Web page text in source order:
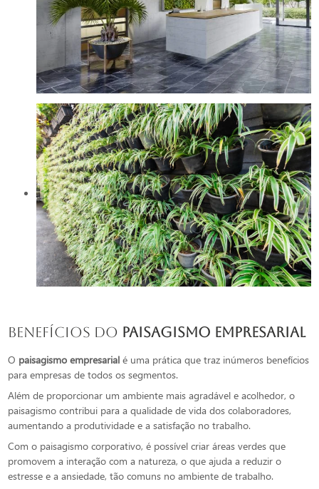
Benefícios do paisagismo empresarial
O paisagismo empresarial é uma prática que traz inúmeros benefícios
para empresas de todos os segmentos.
Além de proporcionar um ambiente mais agradável e acolhedor, o
paisagismo contribui para a qualidade de vida dos colaboradores,
aumentando a produtividade e a satisfação no trabalho.
Com o paisagismo corporativo, é possível criar áreas verdes que
promovem a interação com a natureza, o que ajuda a reduzir o
estresse e a ansiedade, tão comuns no ambiente de trabalho.